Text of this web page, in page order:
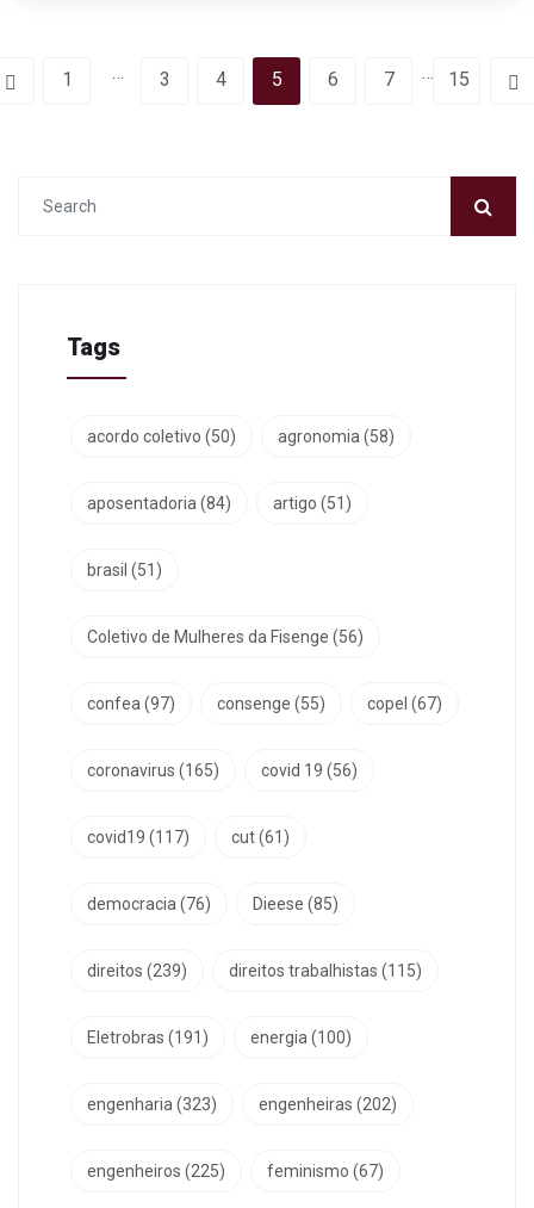
1 … 3 4 5 6 7 … 15
Tags
acordo coletivo (50) agronomia (58)
aposentadoria (84) artigo (51)
brasil (51)
Coletivo de Mulheres da Fisenge (56)
confea (97) consenge (55) copel (67)
coronavirus (165) covid 19 (56)
covid19 (117) cut(61)
democracia (76) Dieese (85)
direitos (239) direitos trabalhistas (115)
Eletrobras (191) energia (100)
engenharia (323) engenheiras (202)
engenheiros (225) feminismo (67)